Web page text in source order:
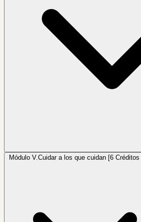
Módulo V.